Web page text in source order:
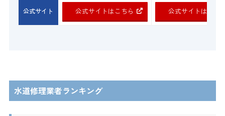
公式サイト 公式サイトはこちら 公式サイトはこち
水道修理業者ランキング